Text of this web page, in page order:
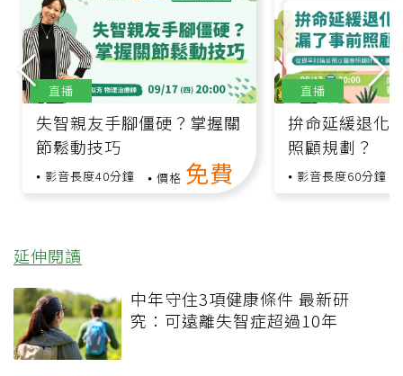
失智親友手腳僵硬？掌握關
節鬆動技巧
影音長度40分鐘 價格 免費
直播
拚命延緩退化
照顧規劃？
影音長度60分鐘
直播
延伸閱讀
中年守住3項健康條件 最新研
究：可遠離失智症超過10年